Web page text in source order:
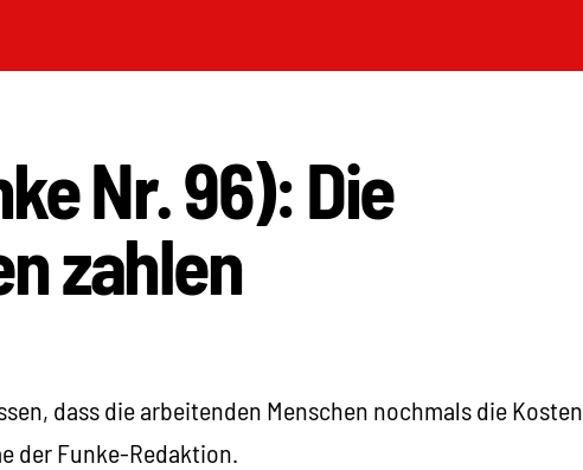
Nr. 96): Die
zahlen
dass die arbeitenden Menschen nochmals die Kosten
der Funke-Redaktion.